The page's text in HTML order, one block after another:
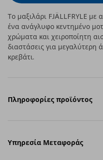
Το μαξιλάρι FJÄLLFRYLE με
ένα ανάγλυφο κεντημένο
χρώματα και χειροποίητη
διαστάσεις για
κρεβάτι.
Πληροφορίες προϊόντος
Υπηρεσία Μεταφοράς